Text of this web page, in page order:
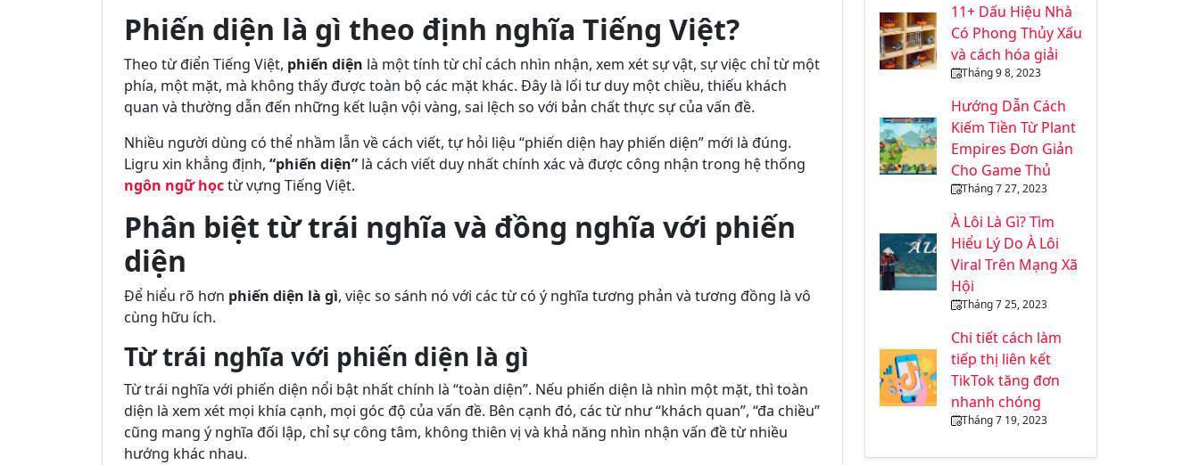
Phiến diện là gì theo định nghĩa Tiếng Việt?
Theo từ điển Tiếng Việt, phiến diện là một tính từ chỉ cách nhìn nhận, xem xét sự vật, sự việc chỉ từ một
phía, một mặt, mà không thấy được toàn bộ các mặt khác. Đây là lối tư duy một chiều, thiếu khách
quan và thường dẫn đến những kết luận vội vàng, sai lệch so với bản chất thực sự của vấn đề.
Nhiều người dùng có thể nhầm lẫn về cách viết, tự hỏi liệu “phiến diện hay phiến diện” mới là đúng.
Ligru xin khẳng định, “phiến diện” là cách viết duy nhất chính xác và được công nhận trong hệ thống
ngôn ngữ họctừ vựng Tiếng Việt.
Phân biệt từ trái nghĩa và đồng nghĩa với phiến
diện
Để hiểu rõ hơn phiến diện là gì, việc so sánh nó với các từ có ý nghĩa tương phản và tương đồng là vô
cùng hữu ích.
Từ trái nghĩa với phiến diện là gì
Từ trái nghĩa với phiến diện nổi bật nhất chính là “toàn diện”. Nếu phiến diện là nhìn một mặt, thì toàn
diện là xem xét mọi khía cạnh, mọi góc độ của vấn đề. Bên cạnh đó, các từ như “khách quan”, “đa chiều”
cũng mang ý nghĩa đối lập, chỉ sự công tâm, không thiên vị và khả năng nhìn nhận vấn đề từ nhiều
hướng khác nhau.
11+ Dấu Hiệu Nhà
Có Phong Thủy Xấu
và cách hóa giải
Tháng 9 8, 2023
Hướng Dẫn Cách
Kiếm Tiền Từ Plant
Empires Đơn Giản
Cho Game Thủ
Tháng 7 27, 2023
À Lôi Là Gì? Tìm
Hiểu Lý Do À Lôi
Viral Trên Mạng Xã
Hội
Tháng 7 25, 2023
Chi tiết cách làm
tiếp thị liên kết
TikTok tăng đơn
nhanh chóng
Tháng 7 19, 2023